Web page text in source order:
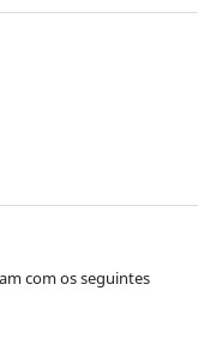
com os seguintes